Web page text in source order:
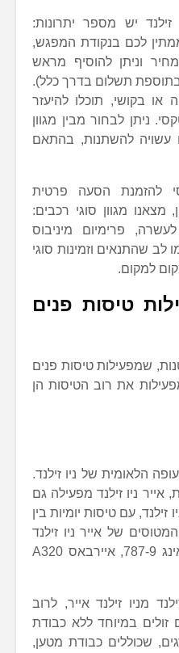
יש מספר יתרונות:
לכם בנקודת המפגש,
וניתן להוסיף מראש
תשלום בדרך כלל).
או בקושי, תוכלו להיעזר
ניתן לבחור מבין מגוון
עשויה להשתנות, בהתאם
להזמנת הסעה פרטית
מצאנו מגוון סוגי רכבים:
פרימיום מיניבוס
לב שהתנאים וזמינות סוגי
למקום.
טיסות פנים
שמפעילות טיסות פנים
את רוב הטיסות הן
הלאומית של ניו זילנד.
אייר ניו זילנד מפעילה גם
זילנד, עם טיסות יומיות בין
צי המטוסים של אייר ניו זילנד
כולל מטוסי בואינג 777, בואינג 787-9, איירבאס A320
מניו זילנד אייר, לרוב
זולים במיוחד ללא כבודת
שכוללים כבודת מטען,